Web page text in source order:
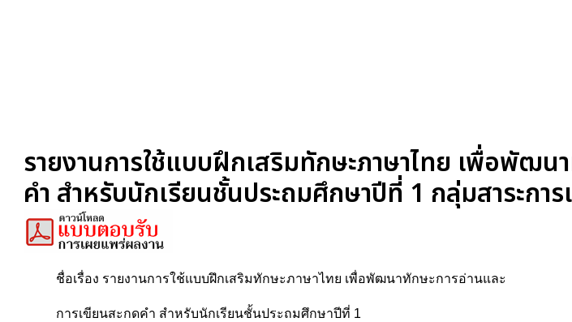
รายงานการใช้แบบฝึกเสริมทักษะภาษาไทย เพื่อพัฒน
คำ สำหรับนักเรียนชั้นประถมศึกษาปีที่ 1 กลุ่มสาระการ
ชื่อเรื่อง รายงานการใช้แบบฝึกเสริมทักษะภาษาไทย เพื่อพัฒนาทักษะการอ่านและ
การเขียนสะกดคำ สำหรับนักเรียนชั้นประถมศึกษาปีที่ 1